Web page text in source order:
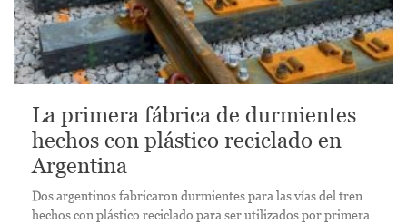
La primera fábrica de durmientes
hechos con plástico reciclado en
Argentina
Dos argentinos fabricaron durmientes para las vías del tren
hechos con plástico reciclado para ser utilizados por primera